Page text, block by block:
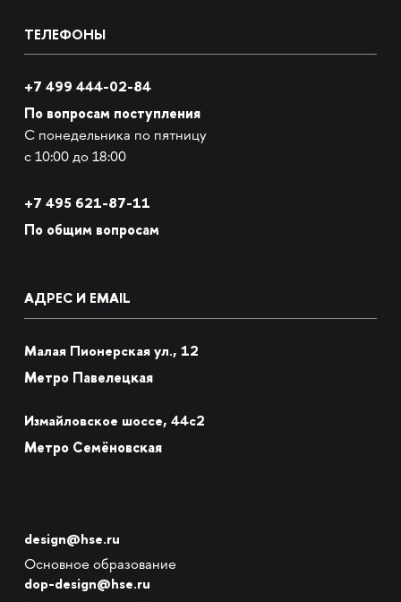
ТЕЛЕФОНЫ
+7 499 444-02-84
По вопросам поступления
С понедельника по пятницу
с 10:00 до 18:00
+7 495 621-87-11
По общим вопросам
АДРЕС И EMAIL
Малая Пионерская ул., 12
Метро Павелецкая
Измайловское шоссе, 44с2
Метро Семёновская
design@hse.ru
Основное образование
dop-design@hse.ru